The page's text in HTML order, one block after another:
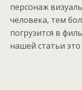
персонаж
человека, тем
погрузится в
нашей статьи